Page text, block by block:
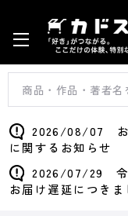
2026/08/07 お
に関するお知らせ
2026/07/29 令
お届け遅延につきま